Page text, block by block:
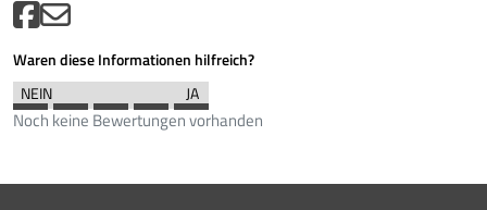
Waren diese Informationen hilfreich?
Noch keine Bewertungen vorhanden